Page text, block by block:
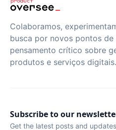
Colaboramos,
busca por novos pontos
pensamento crítico sobre
produtos e serviços digitais.
Subscribe to our
Get the latest posts and